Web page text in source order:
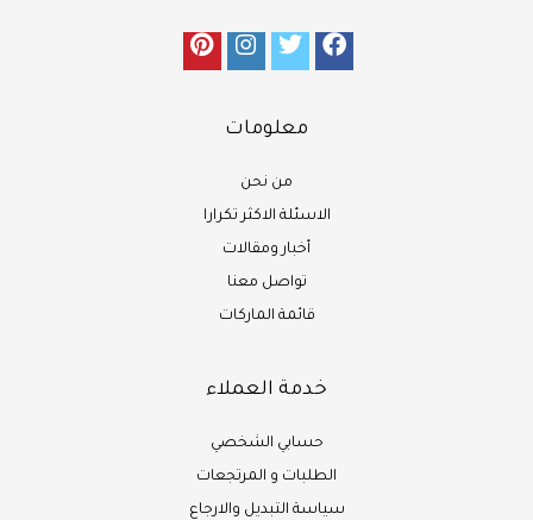
معلومات
من نحن
الاسئلة الاكثر تكرارا
أخبار ومقالات
تواصل معنا
قائمة الماركات
خدمة العملاء
حسابي الشخصي
الطلبات و المرتجعات
سياسة التبديل والارجاع